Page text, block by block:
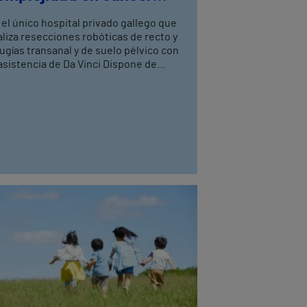
el único hospital privado gallego que
resecciones robóticas de recto y
transanal y de suelo pélvico con
de Da Vinci Dispone de